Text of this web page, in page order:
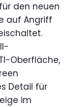
den neuen
auf Angriff
Oberfläche,
Detail für
im